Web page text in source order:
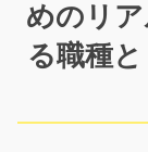
めのリ
る職種